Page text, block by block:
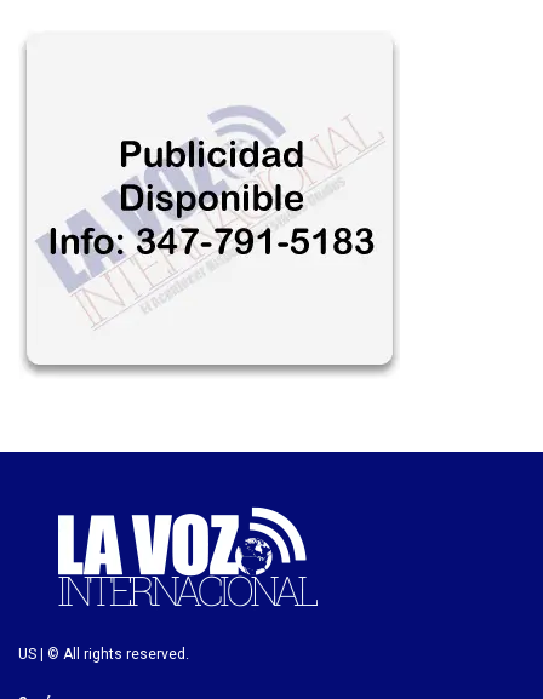
US | © All rights reserved.